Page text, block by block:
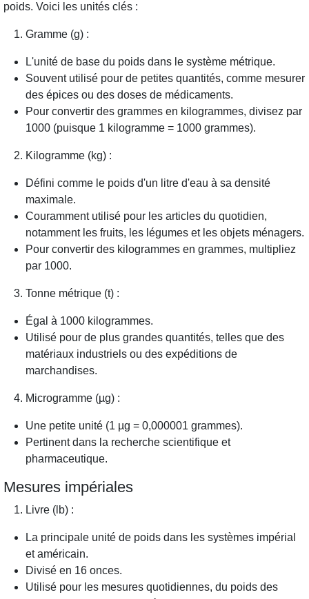
poids. Voici les unités clés :
Gramme (g) :
L'unité de base du poids dans le système métrique.
Souvent utilisé pour de petites quantités, comme mesurer
des épices ou des doses de médicaments.
Pour convertir des grammes en kilogrammes, divisez par
1000 (puisque 1 kilogramme = 1000 grammes).
Kilogramme (kg) :
Défini comme le poids d'un litre d'eau à sa densité
maximale.
Couramment utilisé pour les articles du quotidien,
notamment les fruits, les légumes et les objets ménagers.
Pour convertir des kilogrammes en grammes, multipliez
par 1000.
Tonne métrique (t) :
Égal à 1000 kilogrammes.
Utilisé pour de plus grandes quantités, telles que des
matériaux industriels ou des expéditions de
marchandises.
Microgramme (µg) :
Une petite unité (1 µg = 0,000001 grammes).
Pertinent dans la recherche scientifique et
pharmaceutique.
Mesures impériales
Livre (lb) :
La principale unité de poids dans les systèmes impérial
et américain.
Divisé en 16 onces.
Utilisé pour les mesures quotidiennes, du poids des